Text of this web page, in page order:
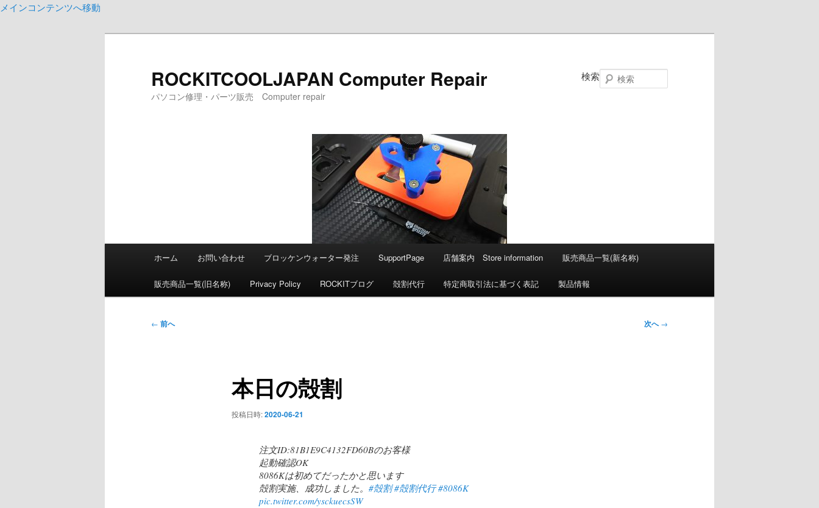
メインコンテンツへ移動
ROCKITCOOLJAPAN Computer Repair
パソコン修理・パーツ販売 Computer repair
検索
メ
ホーム お問い合わせ ブロッケンウォーター発注 SupportPage 店舗案内 Store information 販売商品一覧(新名称)
販売商品一覧(旧名称) Privacy Policy ROCKITブログ 殻割代行 特定商取引法に基づく表記 製品情報
投
← 前へ 次へ→
本日の殻割
投稿日時:2020-06-21
注文ID:81B1E9C4132FD60Bのお客様
起動確認OK
8086Kは初めてだったかと思います
殻割実施、成功しました。 #殻割 #殻割代行 #8086K
pic.twitter.com/ysckuecsSW